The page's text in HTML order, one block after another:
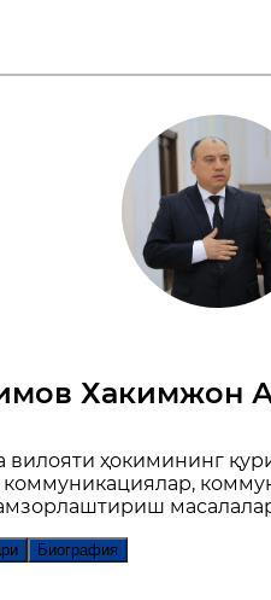
Хакимжон
вилояти ҳокимининг
Биография